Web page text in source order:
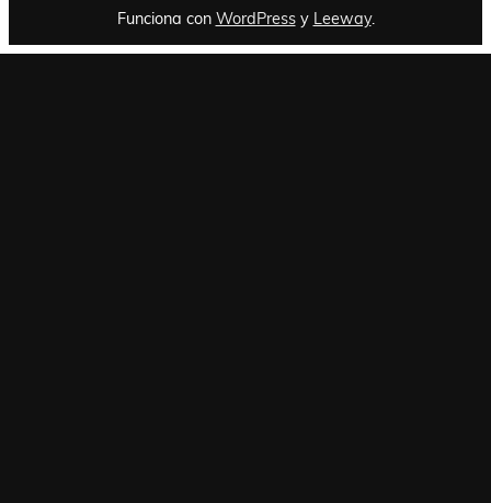
Funciona con WordPressy Leeway.